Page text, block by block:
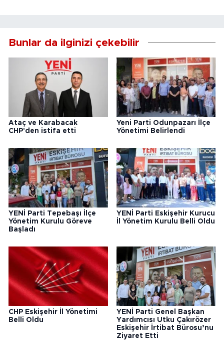
Bunlar da ilginizi çekebilir
Ataç ve Karabacak
CHP'den istifa etti
Yeni Parti Odunpazarı İlçe
Yönetimi Belirlendi
YENİ Parti Tepebaşı İlçe
Yönetim Kurulu Göreve
Başladı
YENİ Parti Eskişehir Kurucu
İl Yönetim Kurulu Belli Oldu
CHP Eskişehir İl Yönetimi
Belli Oldu
YENİ Parti Genel Başkan
Yardımcısı Utku Çakırözer
Eskişehir İrtibat Bürosu’nu
Ziyaret Etti